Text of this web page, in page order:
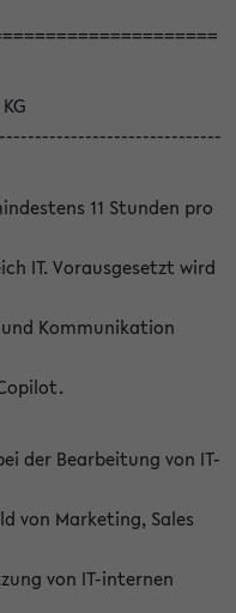
11 Stunden pro
IT. Vorausgesetzt wird
Kommunikation
der Bearbeitung von IT-
von Marketing, Sales
von IT-internen